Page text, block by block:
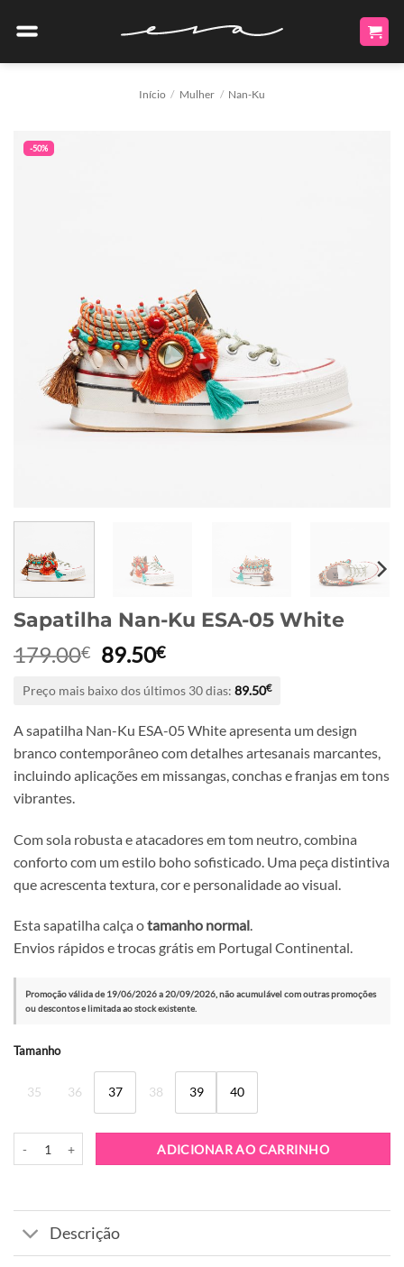
Início / Mulher / Nan-Ku
-50%
Sapatilha Nan-Ku ESA-05 White
179.00€ O
original
179.00€.
89.50€O
atual
89.50€.
Preço mais baixo dos últimos 30 dias: 89.50€
A sapatilha Nan-Ku ESA-05 White apresenta um design
branco contemporâneo com detalhes artesanais marcantes,
incluindo aplicações em missangas, conchas e franjas em tons
vibrantes.
Com sola robusta e atacadores em tom neutro, combina
conforto com um estilo boho sofisticado. Uma peça distintiva
que acrescenta textura, cor e personalidade ao visual.
Esta sapatilha calça otamanho normal.
Envios rápidos e trocas grátis em Portugal Continental.
Promoção válida de 19/06/2026 a 20/09/2026, não acumulável com outras promoções
ou descontos e limitada ao stock existente.
Tamanho
35 36 37 38 39 40
ADICIONAR AO CARRINHO
Alternative:
Descrição